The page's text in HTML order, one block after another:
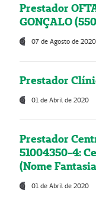
Prestador
GONÇALO
07 de Agosto de 2020
Prestador
01 de Abril de 2020
Prestador
51004350-4:
(Nome
01 de Abril de 2020